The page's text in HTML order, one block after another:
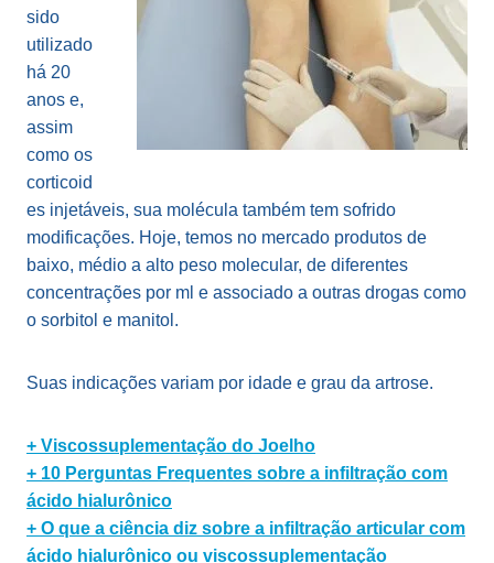
sido
utilizado
há 20
anos e,
assim
como os
corticoid
es injetáveis, sua molécula também tem sofrido
modificações. Hoje, temos no mercado produtos de
baixo, médio a alto peso molecular, de diferentes
concentrações por ml e associado a outras drogas como
o sorbitol e manitol.
Suas indicações variam por idade e grau da artrose.
+ Viscossuplementação do Joelho
+ 10 Perguntas Frequentes sobre a infiltração com
ácido hialurônico
+ O que a ciência diz sobre a infiltração articular com
ácido hialurônico ou viscossuplementação